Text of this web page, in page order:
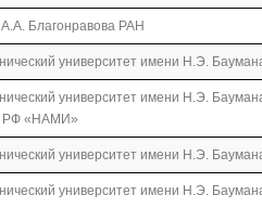
Благонравова РАН
университет имени Н.Э.
университет имени Н.Э.
РФ «НАМИ»
университет имени Н.Э.
университет имени Н.Э.